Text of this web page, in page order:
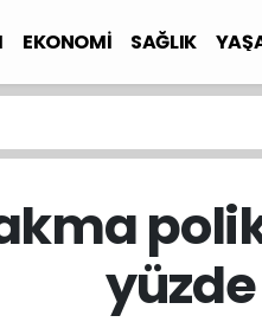
EKONOMİ SAĞLIK